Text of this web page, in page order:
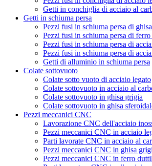
Getti in conchiglia di acciaio al
Getti in schiuma persa
Pezzi fusi in schiuma persa di
Pezzi fusi in schiuma persa di
Pezzi fusi in schiuma persa di
Pezzi fusi in schiuma persa di
Getti di alluminio in schiuma persa
Colate sottovuoto
Colate sotto vuoto di acciaio legato
Colate sottovuoto in acciaio al
Colate sottovuoto in ghisa grigia
Colate sottovuoto in ghisa
Pezzi meccanici CNC
Lavorazione CNC dell'acciaio
Pezzi meccanici CNC in acciaio
Parti lavorate CNC in acciaio al
Pezzi meccanici CNC in ghisa
Pezzi meccanici CNC in ferro